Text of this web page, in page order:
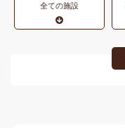
全ての施設